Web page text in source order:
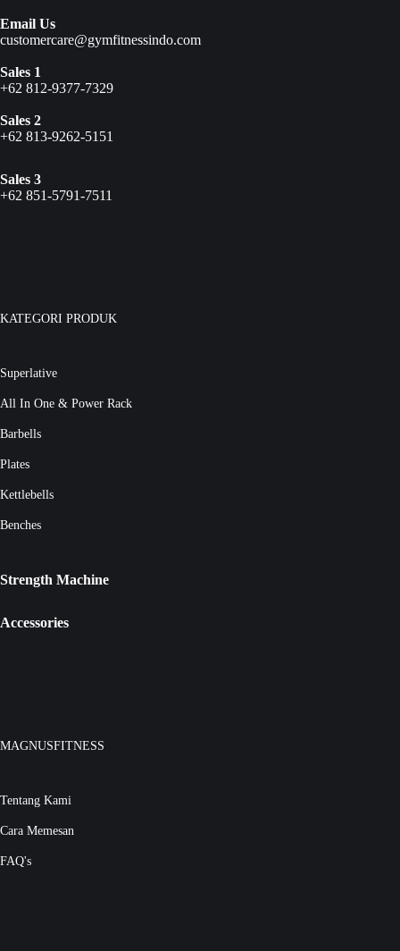
Email Us
customercare@gymfitnessindo.com
Sales 1
+62 812-9377-7329
Sales 2
+62 813-9262-5151
Sales 3
+62 851-5791-7511
KATEGORI PRODUK
Superlative
All In One & Power Rack
Barbells
Plates
Kettlebells
Benches
Strength Machine
Accessories
MAGNUSFITNESS
Tentang Kami
Cara Memesan
FAQ's